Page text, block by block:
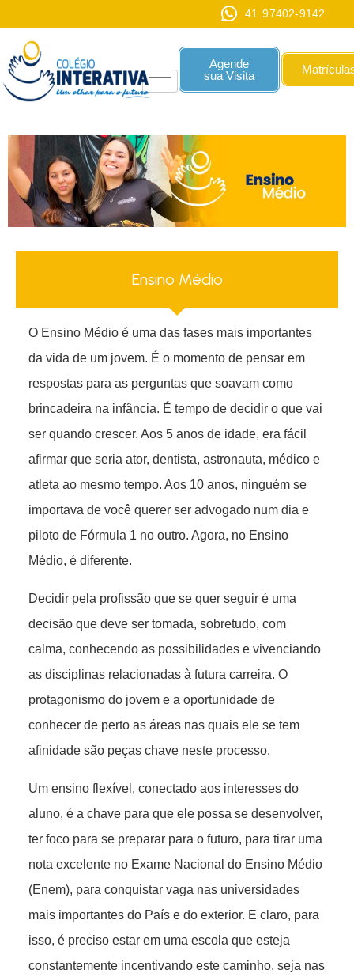
41 97402-9142
Agende
sua Visita
Ensino Médio
O Ensino Médio é uma das fases mais importantes
da vida de um jovem. É o momento de pensar em
respostas para as perguntas que soavam como
brincadeira na infância. É tempo de decidir o que vai
ser quando crescer. Aos 5 anos de idade, era fácil
afirmar que seria ator, dentista, astronauta, médico e
atleta ao mesmo tempo. Aos 10 anos, ninguém se
importava de você querer ser advogado num dia e
piloto de Fórmula 1 no outro. Agora, no Ensino
Médio, é diferente.
Decidir pela profissão que se quer seguir é uma
decisão que deve ser tomada, sobretudo, com
calma, conhecendo as possibilidades e vivenciando
as disciplinas relacionadas à futura carreira. O
protagonismo do jovem e a oportunidade de
conhecer de perto as áreas nas quais ele se tem
afinidade são peças chave neste processo.
Um ensino flexível, conectado aos interesses do
aluno, é a chave para que ele possa se desenvolver,
ter foco para se preparar para o futuro, para tirar uma
nota excelente no Exame Nacional do Ensino Médio
(Enem), para conquistar vaga nas universidades
mais importantes do País e do exterior. E claro, para
isso, é preciso estar em uma escola que esteja
constantemente incentivando este caminho, seja nas